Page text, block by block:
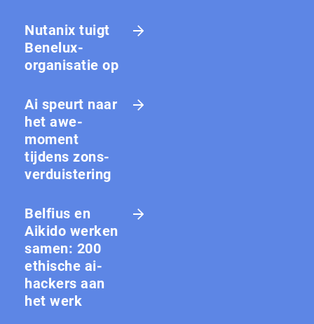
Nutanix tuigt
Benelux-
organisatie op
Ai speurt naar
het awe-
moment
tijdens zons­
ver­duis­te­ring
Belfius en
Aikido werken
samen: 200
ethische ai-
hackers aan
het werk